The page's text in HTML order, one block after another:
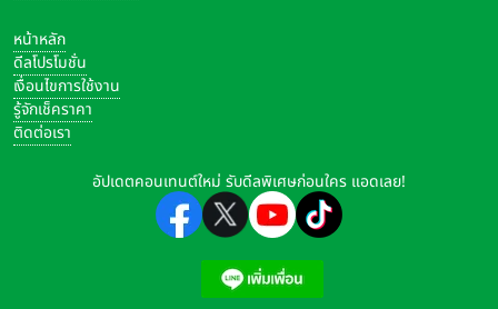
หน้าหลัก
ดีลโปรโมชั่น
เงื่อนไขการใช้งาน
รู้จักเช็คราคา
ติดต่อเรา
อัปเดตคอนเทนต์ใหม่ รับดีลพิเศษก่อนใคร แอดเลย!